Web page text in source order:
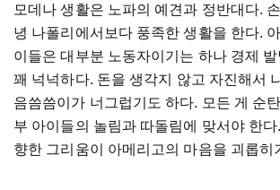
모데나 생활은 노파의 예견과 정반대다.
녕 나폴리에서보다 풍족한 생활을 한다.
이들은 대부분 노동자이기는 하나 경제
꽤 넉넉하다. 돈을 생각지 않고 자진해서
음씀씀이가 너그럽기도 하다. 모든 게 순
부 아이들의 놀림과 따돌림에 맞서야 한
향한 그리움이 아메리고의 마음을 괴롭히